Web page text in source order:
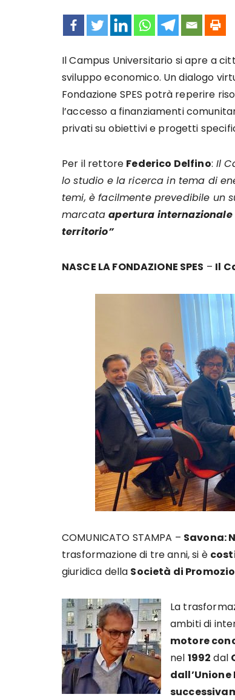
Il Campus Universitario si apre a
sviluppo economico. Un dialogo
Fondazione SPES potrà reperire
l’accesso a finanziamenti
privati su obiettivi e progetti
Per il rettore Federico Delfino: Il
lo studio e la ricerca in tema di
temi, è facilmente prevedibile un
marcataapertura internazionale
territorio”
NASCE LA FONDAZIONE SPES – Il
COMUNICATO STAMPA – Savona:
trasformazione di tre anni, si è
giuridica della Società di
La
ambiti di
motore
nel 1992 dal